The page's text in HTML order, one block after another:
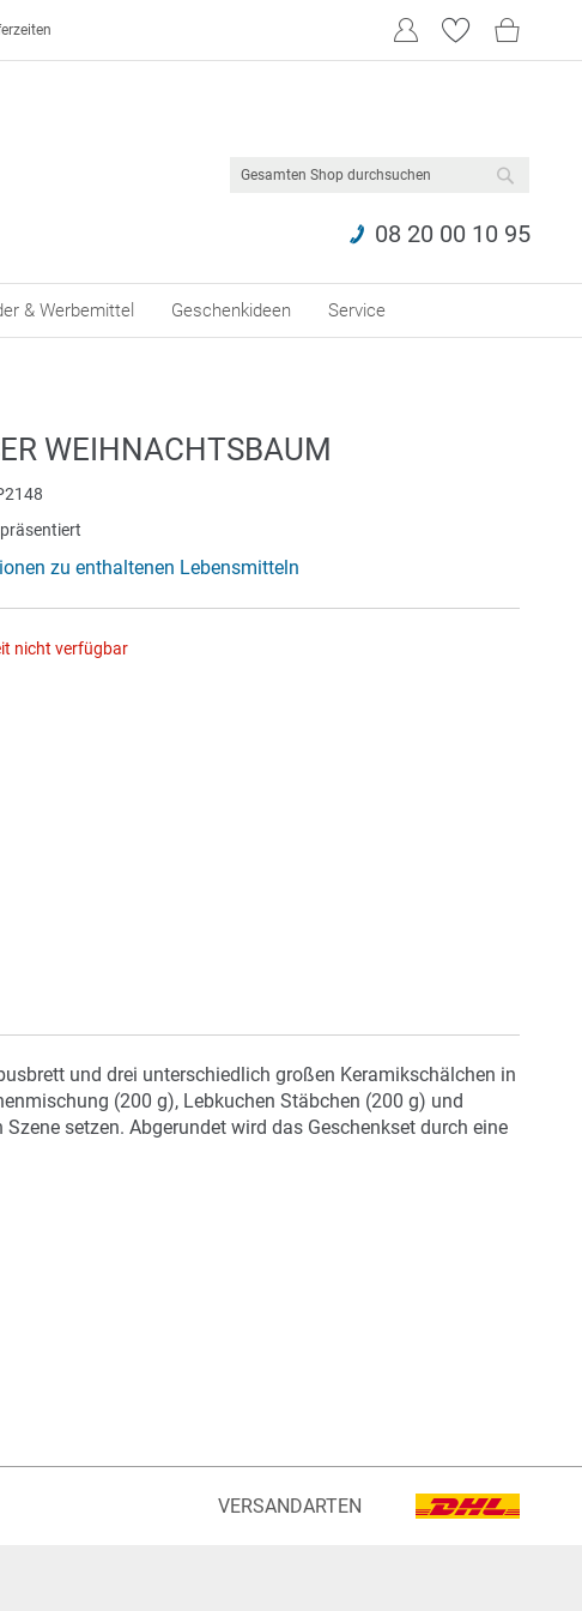
08 20 00 10 95
& Werbemittel Geschenkideen Service
WEIHNACHTSBAUM
zu enthaltenen Lebensmitteln
nicht verfügbar
und drei unterschiedlich großen Keramikschälchen in
(200 g), Lebkuchen Stäbchen (200 g) und
setzen. Abgerundet wird das Geschenkset durch eine
VERSANDARTEN